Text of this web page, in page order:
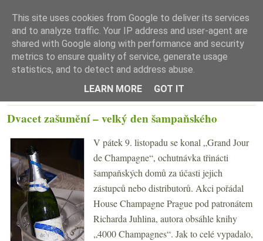
☰ Menu
Dvacet zašumění – velký den šampaňského
V pátek 9. listopadu se konal „Grand Jour
de Champagne“, ochutnávka třinácti
šampaňských domů za účasti jejich
zástupců nebo distributorů. Akci pořádal
House Champagne Prague pod patronátem
Richarda Juhlina, autora obsáhle knihy
„4000 Champagnes“. Jak to celé vypadalo,
This site uses cookies from Google to deliver its services
and to analyze traffic. Your IP address and user-agent are
shared with Google along with performance and security
metrics to ensure quality of service, generate usage
statistics, and to detect and address abuse.
LEARN MORE
GOT IT